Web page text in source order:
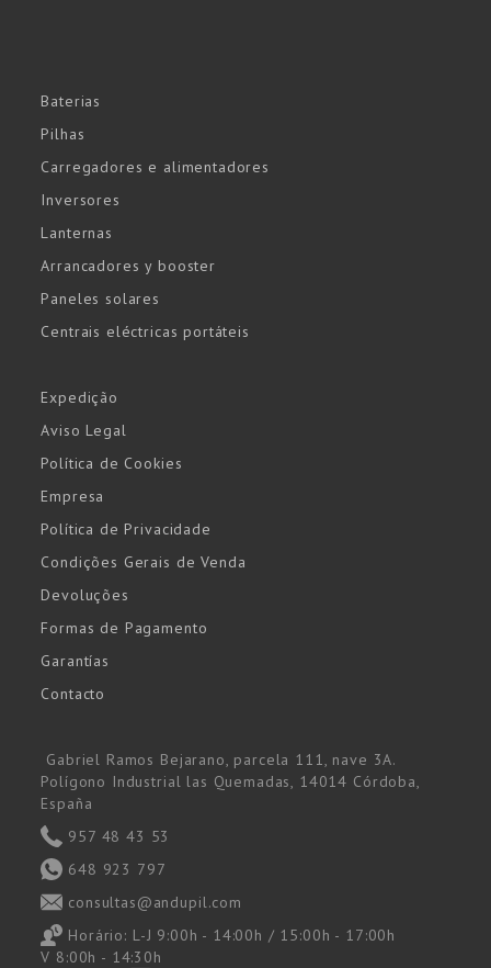
Baterias
Pilhas
Carregadores e alimentadores
Inversores
Lanternas
Arrancadores y booster
Paneles solares
Centrais eléctricas portáteis
Expedição
Aviso Legal
Política de Cookies
Empresa
Política de Privacidade
Condições Gerais de Venda
Devoluções
Formas de Pagamento
Garantías
Contacto
Gabriel Ramos Bejarano, parcela 111, nave 3A.
Polígono Industrial las Quemadas, 14014 Córdoba,
España
957 48 43 53
648 923 797
consultas@andupil.com
Horário: L-J 9:00h - 14:00h / 15:00h - 17:00h
V 8:00h - 14:30h